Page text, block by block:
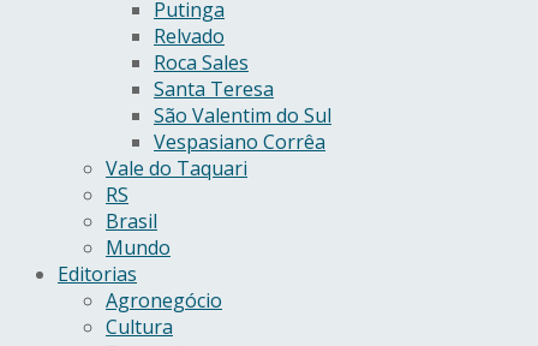
Putinga
Relvado
Roca Sales
Santa Teresa
São Valentim do Sul
Vespasiano Corrêa
Vale do Taquari
RS
Brasil
Mundo
Editorias
Agronegócio
Cultura